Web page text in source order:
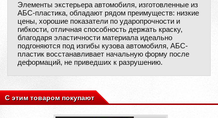
Элементы экстерьера автомобиля, изготовленные из
АБС-пластика, обладают рядом преимуществ: низкие
цены, хорошие показатели по ударопрочности и
гибкости, отличная способность держать краску,
благодаря эластичности материала идеально
подгоняются под изгибы кузова автомобиля, АБС-
пластик восстанавливает начальную форму после
деформаций, не приведших к разрушению.
С этим товаром покупают